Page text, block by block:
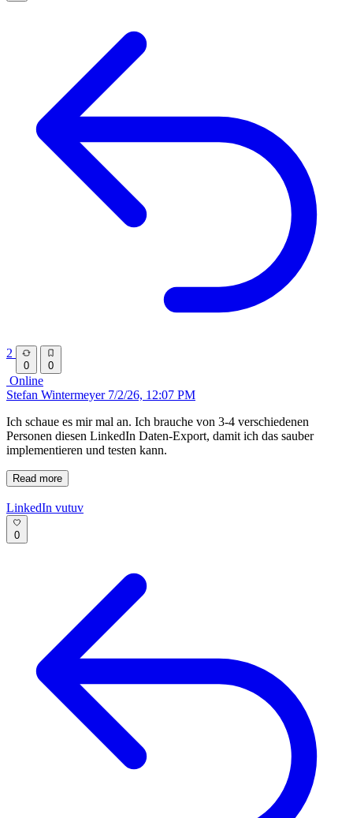
2
0 0
Online
Stefan Wintermeyer 7/2/26, 12:07 PM
Ich schaue es mir mal an. Ich brauche von 3-4 verschiedenen
Personen diesen LinkedIn Daten-Export, damit ich das sauber
implementieren und testen kann.
Read more
LinkedIn vutuv
0